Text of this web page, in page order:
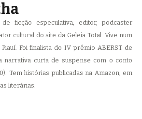
ficção especulativa, editor, podcaster
cultural do site da Geleia Total. Vive num
Foi finalista do IV prêmio ABERST de
narrativa curta de suspense com o conto
Tem histórias publicadas na Amazon, em
literárias.